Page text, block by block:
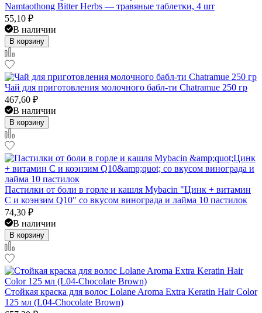
Namtaothong Bitter Herbs — травяные таблетки, 4 шт
55,10 ₽
В наличии
В корзину
Чай для приготовления молочного бабл-ти Chatramue 250 гр
467,60 ₽
В наличии
В корзину
Пастилки от боли в горле и кашля Mybacin "Цинк + витамин
С и коэнзим Q10" со вкусом винограда и лайма 10 пастилок
74,30 ₽
В наличии
В корзину
Стойкая краска для волос Lolane Aroma Extra Keratin Hair Color
125 мл (L04-Chocolate Brown)